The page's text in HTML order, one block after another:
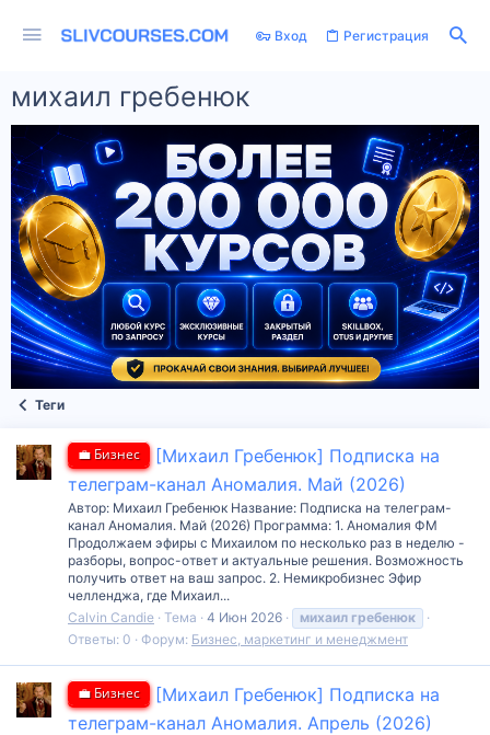
Вход Регистрация
михаил гребенюк
Теги
💼 Бизнес
[Михаил Гребенюк] Подписка на
телеграм-канал Аномалия. Май (2026)
Автор: Михаил Гребенюк Название: Подписка на телеграм-
канал Аномалия. Май (2026) Программа: 1. Аномалия ФМ
Продолжаем эфиры с Михаилом по несколько раз в неделю -
разборы, вопрос-ответ и актуальные решения. Возможность
получить ответ на ваш запрос. 2. Немикробизнес Эфир
челленджа, где Михаил...
Calvin Candie Тема 4 Июн 2026 михаил гребенюк
Ответы: 0
Форум: Бизнес, маркетинг и менеджмент
💼 Бизнес
[Михаил Гребенюк] Подписка на
телеграм-канал Аномалия. Апрель (2026)